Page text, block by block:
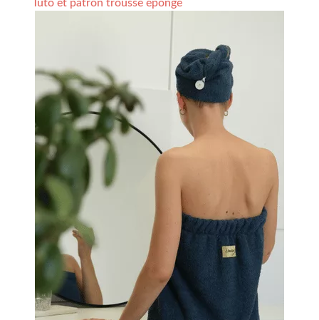
Tuto et patron trousse éponge